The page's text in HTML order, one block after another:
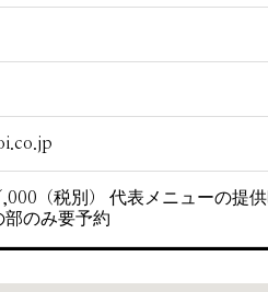
（税別） 代表メニューの提
部のみ要予約